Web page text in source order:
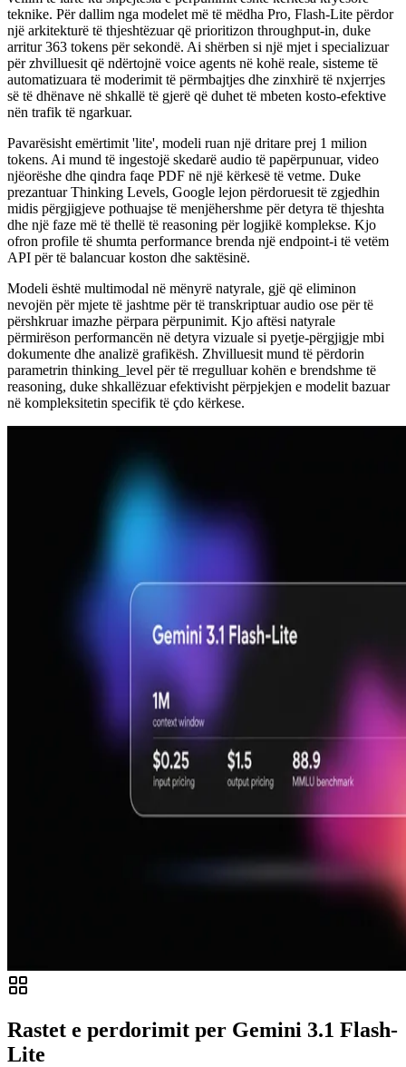
teknike. Për dallim nga modelet më të mëdha Pro, Flash-Lite përdor
një arkitekturë të thjeshtëzuar që prioritizon throughput-in, duke
arritur 363 tokens për sekondë. Ai shërben si një mjet i specializuar
për zhvilluesit që ndërtojnë voice agents në kohë reale, sisteme të
automatizuara të moderimit të përmbajtjes dhe zinxhirë të nxjerrjes
së të dhënave në shkallë të gjerë që duhet të mbeten kosto-efektive
nën trafik të ngarkuar.
Pavarësisht emërtimit 'lite', modeli ruan një dritare prej 1 milion
tokens. Ai mund të ingestojë skedarë audio të papërpunuar, video
njëorëshe dhe qindra faqe PDF në një kërkesë të vetme. Duke
prezantuar Thinking Levels, Google lejon përdoruesit të zgjedhin
midis përgjigjeve pothuajse të menjëhershme për detyra të thjeshta
dhe një faze më të thellë të reasoning për logjikë komplekse. Kjo
ofron profile të shumta performance brenda një endpoint-i të vetëm
API për të balancuar koston dhe saktësinë.
Modeli është multimodal në mënyrë natyrale, gjë që eliminon
nevojën për mjete të jashtme për të transkriptuar audio ose për të
përshkruar imazhe përpara përpunimit. Kjo aftësi natyrale
përmirëson performancën në detyra vizuale si pyetje-përgjigje mbi
dokumente dhe analizë grafikësh. Zhvilluesit mund të përdorin
parametrin thinking_level për të rregulluar kohën e brendshme të
reasoning, duke shkallëzuar efektivisht përpjekjen e modelit bazuar
në kompleksitetin specifik të çdo kërkese.
Rastet e perdorimit per Gemini 3.1 Flash-
Lite